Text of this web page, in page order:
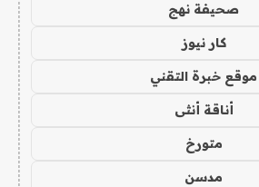
صحيفة نهج
كار نيوز
موقع خبرة التقني
أناقة أنثى
متورخ
مدسن